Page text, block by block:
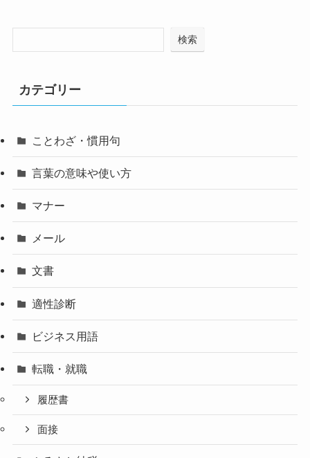
検索
カテゴリー
ことわざ・慣用句
言葉の意味や使い方
マナー
メール
文書
適性診断
ビジネス用語
転職・就職
履歴書
面接